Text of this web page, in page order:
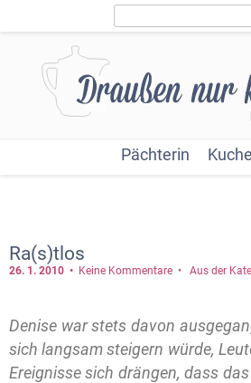
Pächterin
Ra(s)tlos
26. 1. 2010 Keine Kommentare Aus der
Denise war stets davon
sich langsam steigern würde,
Ereignisse sich drängen, dass